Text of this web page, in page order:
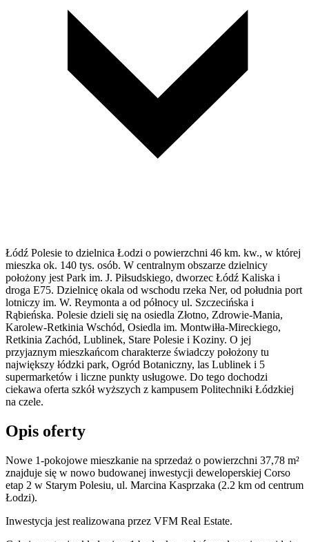
Łódź Polesie to dzielnica Łodzi o powierzchni 46 km. kw., w której
mieszka ok. 140 tys. osób. W centralnym obszarze dzielnicy
położony jest Park im. J. Piłsudskiego, dworzec Łódź Kaliska i
droga E75. Dzielnicę okala od wschodu rzeka Ner, od południa port
lotniczy im. W. Reymonta a od północy ul. Szczecińska i
Rąbieńska. Polesie dzieli się na osiedla Złotno, Zdrowie-Mania,
Karolew-Retkinia Wschód, Osiedla im. Montwiłła-Mireckiego,
Retkinia Zachód, Lublinek, Stare Polesie i Koziny. O jej
przyjaznym mieszkańcom charakterze świadczy położony tu
największy łódzki park, Ogród Botaniczny, las Lublinek i 5
supermarketów i liczne punkty usługowe. Do tego dochodzi
ciekawa oferta szkół wyższych z kampusem Politechniki Łódzkiej
na czele.
Opis oferty
Nowe 1-pokojowe mieszkanie na sprzedaż o powierzchni 37,78 m²
znajduje się w nowo budowanej inwestycji deweloperskiej Corso
etap 2 w Starym Polesiu, ul. Marcina Kasprzaka (2.2 km od centrum
Łodzi).
Inwestycja jest realizowana przez VFM Real Estate.